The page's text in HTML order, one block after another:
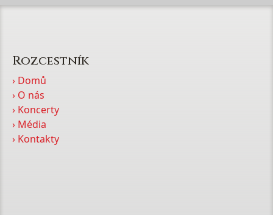
Rozcestník
› Domů
› O nás
› Koncerty
› Média
› Kontakty